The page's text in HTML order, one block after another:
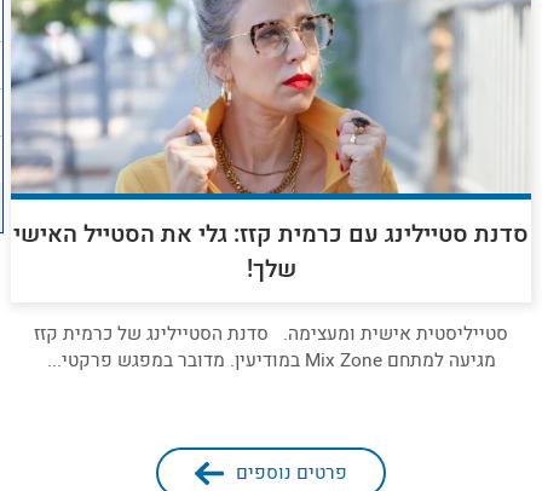
סדנת סטיילינג עם כרמית קזז: גלי את הסטייל האישי
שלך!
סטייליסטית אישית ומעצימה. סדנת הסטיילינג של כרמית קזז
מגיעה למתחם Mix Zone במודיעין. מדובר במפגש פרקטי...
פרטים נוספים